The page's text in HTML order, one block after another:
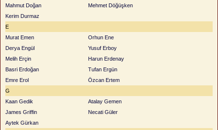
Mahmut Doğan
Mehmet Döğüşken
Kerim Durmaz
E
Murat Emen
Orhun Ene
Derya Engül
Yusuf Erboy
Melih Erçin
Harun Erdenay
Basri Erdoğan
Tufan Ergün
Emre Erol
Özcan Ertem
G
Kaan Gedik
Atalay Gemen
James Griffin
Necati Güler
Aytek Gürkan